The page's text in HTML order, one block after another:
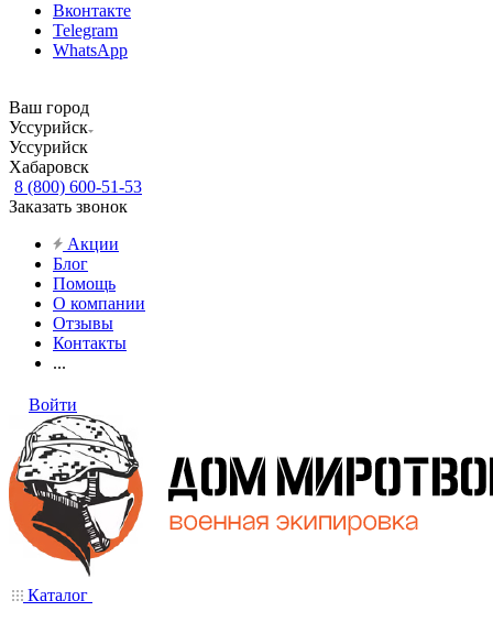
Вконтакте
Telegram
WhatsApp
Ваш город
Уссурийск
Уссурийск
Хабаровск
8 (800) 600-51-53
Заказать звонок
Акции
Блог
Помощь
О компании
Отзывы
Контакты
...
Войти
Каталог